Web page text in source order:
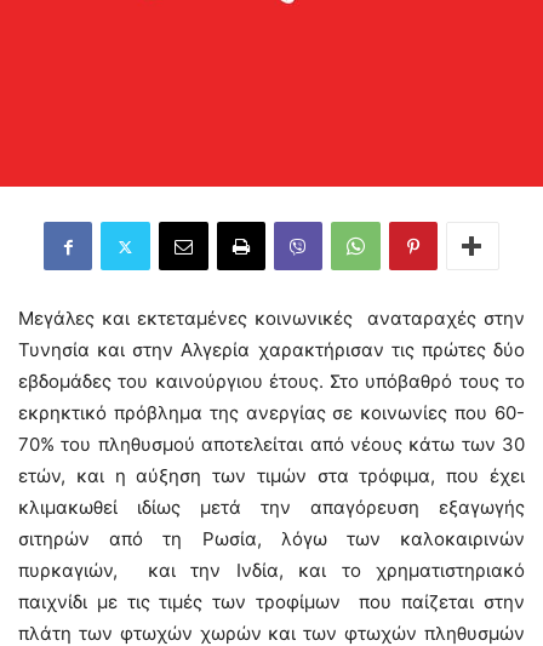
Μεγάλες και εκτεταμένες κοινωνικές αναταραχές στην
Τυνησία και στην Αλγερία χαρακτήρισαν τις πρώτες δύο
εβδομάδες του καινούργιου έτους. Στο υπόβαθρό τους το
εκρηκτικό πρόβλημα της ανεργίας σε κοινωνίες που 60-
70% του πληθυσμού αποτελείται από νέους κάτω των 30
ετών, και η αύξηση των τιμών στα τρόφιμα, που έχει
κλιμακωθεί ιδίως μετά την απαγόρευση εξαγωγής
σιτηρών από τη Ρωσία, λόγω των καλοκαιρινών
πυρκαγιών, και την Ινδία, και το χρηματιστηριακό
παιχνίδι με τις τιμές των τροφίμων που παίζεται στην
πλάτη των φτωχών χωρών και των φτωχών πληθυσμών